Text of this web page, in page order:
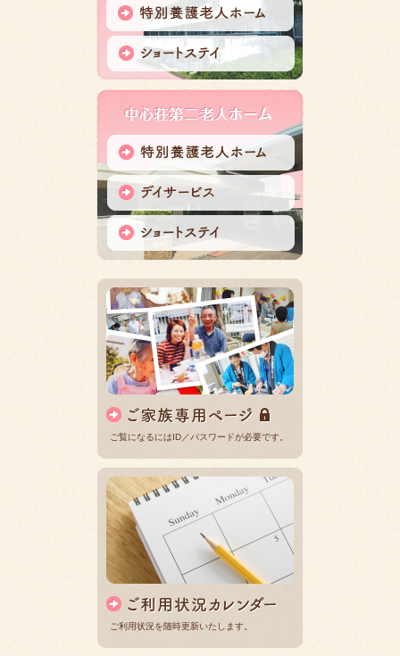
ご覧になるにはID／パスワードが必要です。
ご利用状況を随時更新いたします。